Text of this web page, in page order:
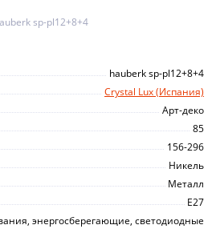
sp-pl12+8+4
hauberk sp-pl12+8+4
Crystal Lux (Испания)
Арт-деко
85
156-296
Никель
Металл
E27
энергосберегающие, светодиодные